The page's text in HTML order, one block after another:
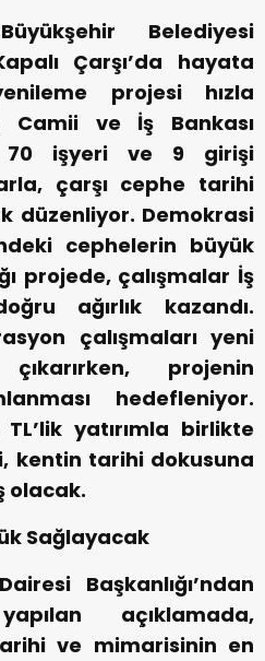
Belediyesi
Çarşı’da hayata
projesi hızla
Camii ve İş Bankası
70 işyeri ve 9 girişi
çarşı cephe tarihi
düzenliyor. Demokrasi
cephelerin büyük
projede, çalışmalar İş
ağırlık kazandı.
çalışmaları yeni
projenin
hedefleniyor.
yatırımla birlikte
kentin tarihi dokusuna
olacak.
Sağlayacak
Başkanlığı’ndan
açıklamada,
ve mimarisinin en